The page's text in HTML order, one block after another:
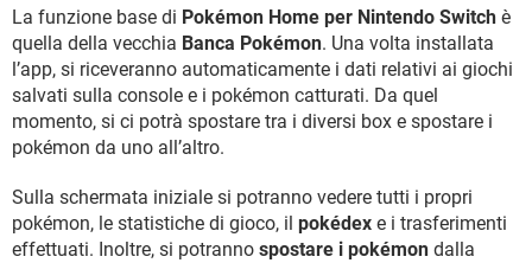
La funzione base di Pokémon Home per Nintendo Switch è
quella della vecchia Banca Pokémon. Una volta installata
l’app, si riceveranno automaticamente i dati relativi ai giochi
salvati sulla console e i pokémon catturati. Da quel
momento, si ci potrà spostare tra i diversi box e spostare i
pokémon da uno all’altro.
Sulla schermata iniziale si potranno vedere tutti i propri
pokémon, le statistiche di gioco, il pokédex e i trasferimenti
effettuati. Inoltre, si potranno spostare i pokémon dalla